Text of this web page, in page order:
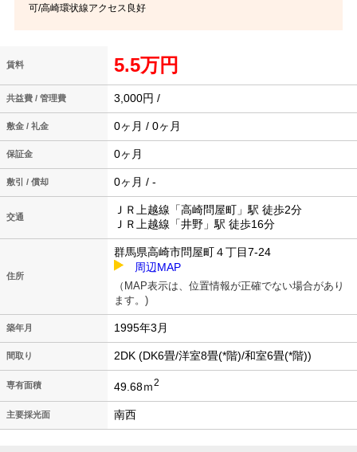
可/高崎環状線アクセス良好
賃料 5.5万円
共益費 / 管理費 3,000円 /
敷金 / 礼金 0ヶ月 / 0ヶ月
保証金 0ヶ月
敷引 / 償却 0ヶ月 / -
交通
ＪＲ上越線「高崎問屋町」駅 徒歩2分
ＪＲ上越線「井野」駅 徒歩16分
住所
群馬県高崎市問屋町４丁目7-24
周辺MAP
（MAP表示は、位置情報が正確でない場合があり
ます。)
築年月 1995年3月
間取り 2DK (DK6畳/洋室8畳(*階)/和室6畳(*階))
専有面積 49.68ｍ2
主要採光面 南西